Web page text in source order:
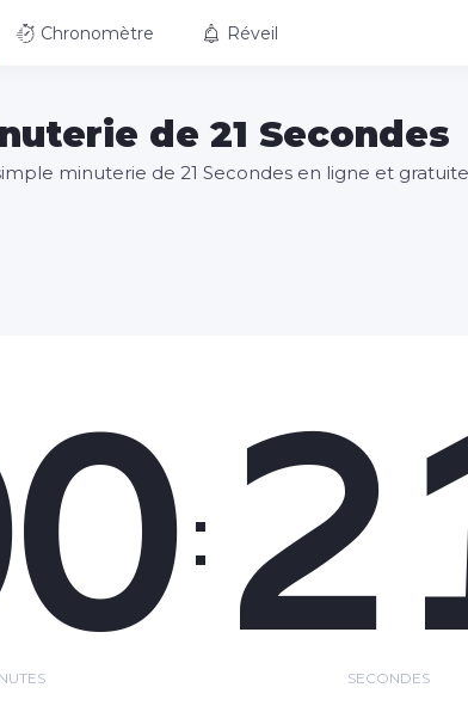
Chronomètre Réveil
de 21 Secondes
minuterie de 21 Secondes en ligne et
:
SECONDES